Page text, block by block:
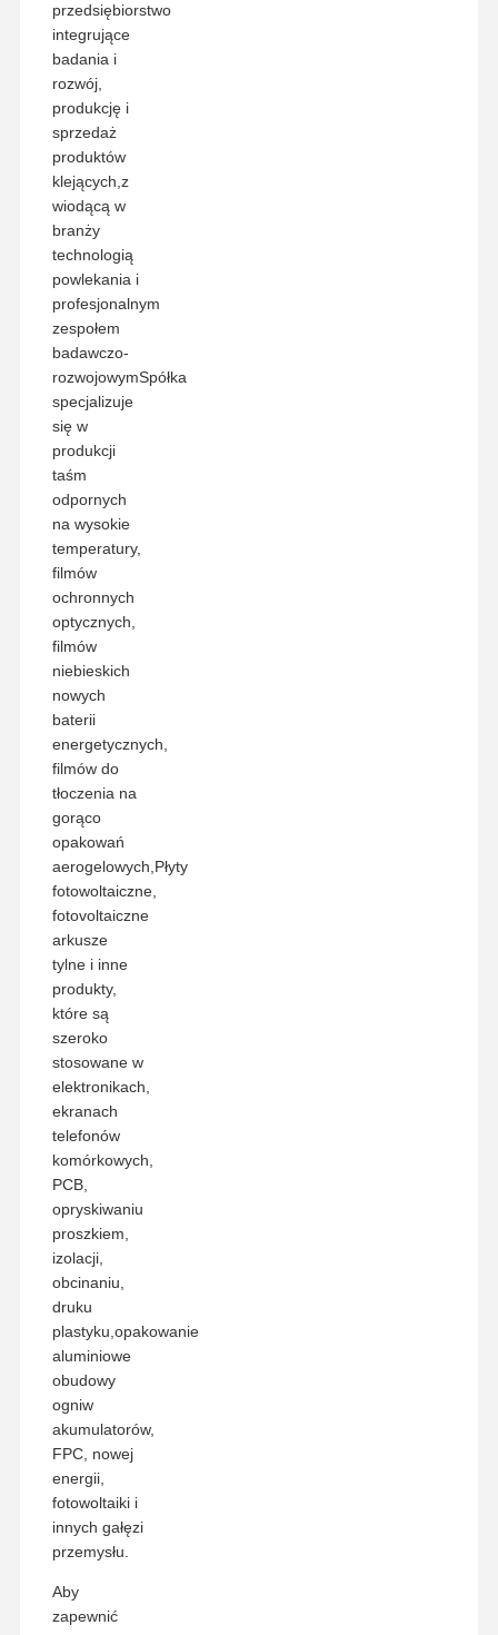
przedsiębiorstwo
integrujące
badania i
rozwój,
produkcję i
sprzedaż
produktów
klejących,z
wiodącą w
branży
technologią
powlekania i
profesjonalnym
zespołem
badawczo-
rozwojowymSpółka
specjalizuje
się w
produkcji
taśm
odpornych
na wysokie
temperatury,
filmów
ochronnych
optycznych,
filmów
niebieskich
nowych
baterii
energetycznych,
filmów do
tłoczenia na
gorąco
opakowań
aerogelowych,Płyty
fotowoltaiczne,
fotovoltaiczne
arkusze
tylne i inne
produkty,
które są
szeroko
stosowane w
elektronikach,
ekranach
telefonów
komórkowych,
PCB,
opryskiwaniu
proszkiem,
izolacji,
obcinaniu,
druku
plastyku,opakowanie
aluminiowe
obudowy
ogniw
akumulatorów,
FPC, nowej
energii,
fotowoltaiki i
innych gałęzi
przemysłu.
Aby
zapewnić